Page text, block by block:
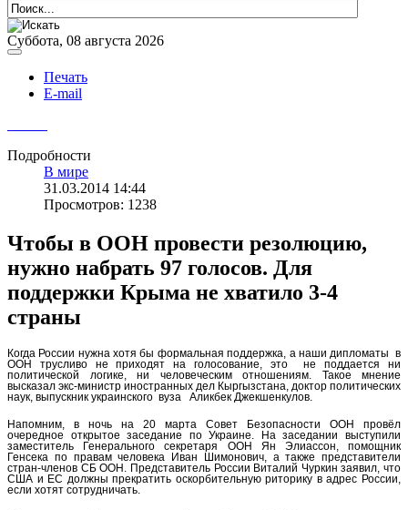
Суббота, 08 августа 2026
Печать
E-mail
Подробности
В мире
31.03.2014 14:44
Просмотров: 1238
Чтобы в ООН провести резолюцию,
нужно набрать 97 голосов. Для
поддержки Крыма не хватило 3-4
страны
Когда России нужна хотя бы формальная поддержка, а наши дипломаты в
ООН трусливо не приходят на голосование, это не поддается ни
политической логике, ни человеческим отношениям. Такое мнение
высказал экс-министр иностранных дел Кыргызстана, доктор политических
наук, выпускник украинского вуза Аликбек Джекшенкулов.
Напомним, в ночь на 20 марта Совет Безопасности ООН провёл
очередное открытое заседание по Украине. На заседании выступили
заместитель Генерального секретаря ООН Ян Элиассон, помощник
Генсека по правам человека Иван Шимонович, а также представители
стран-членов СБ ООН. Представитель России Виталий Чуркин заявил, что
США и ЕС должны прекратить оскорбительную риторику в адрес России,
если хотят сотрудничать.